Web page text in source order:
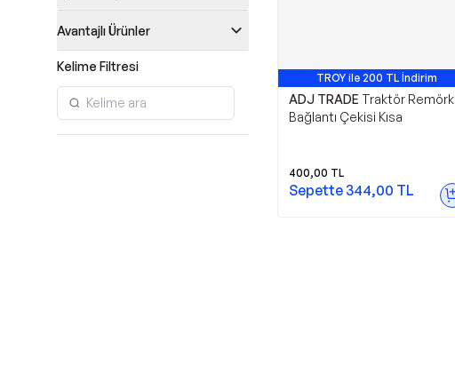
Avantajlı Ürünler
Kelime Filtresi
TROY ile 200 TL İndirim
ADJ TRADE Traktör Remörk
Bağlantı Çekisi Kısa
400,00 TL
Sepette 344,00 TL